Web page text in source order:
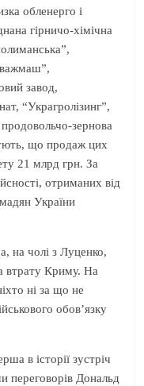
обленерго і
гірничо-хімічна
завод,
“Украгролізинг”,
зернова
що продаж цих
21 млрд грн. За
отриманих від
України
на чолі з Луценко,
втрату Криму. На
ні за що не
обов’язку
в історії зустріч
переговорів Дональд